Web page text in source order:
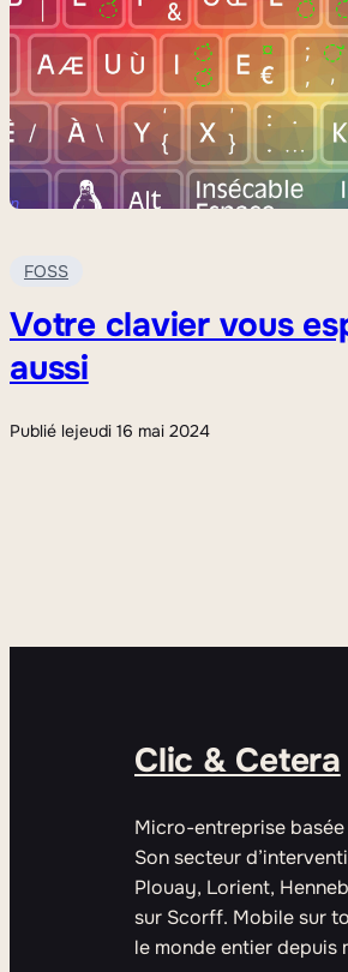
FOSS
Votre clavier vous
aussi
Publié lejeudi 16 mai 2024
Clic & Cetera
Micro-entreprise
Son secteur
Plouay, Lorient,
sur Scorff. Mobile sur
le monde entier depuis